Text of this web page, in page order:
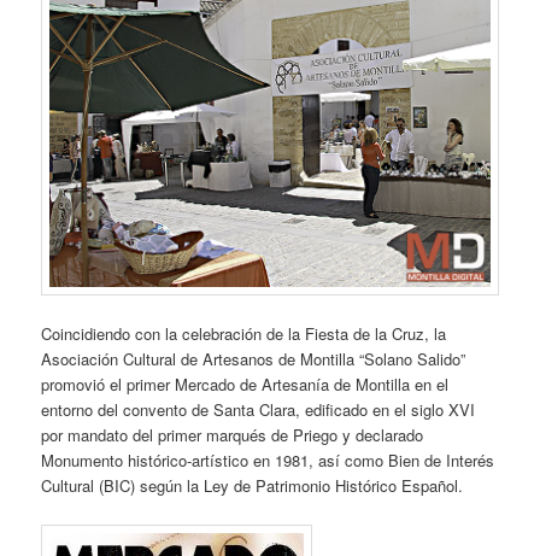
Coincidiendo con la celebración de la Fiesta de la Cruz, la
Asociación Cultural de Artesanos de Montilla “Solano Salido”
promovió el primer Mercado de Artesanía de Montilla en el
entorno del convento de Santa Clara, edificado en el siglo XVI
por mandato del primer marqués de Priego y declarado
Monumento histórico-artístico en 1981, así como Bien de Interés
Cultural (BIC) según la Ley de Patrimonio Histórico Español.